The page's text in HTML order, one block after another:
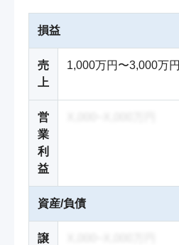
損益
売
上
1,000万円〜3,000万円
営
業
利
益
資産/負債
譲